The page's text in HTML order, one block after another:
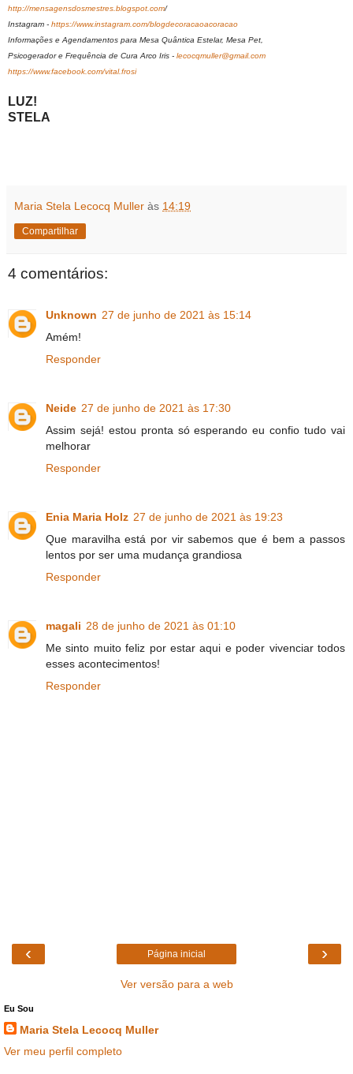
http://mensagensdosmestres.blogspot.com/
Instagram - https://www.instagram.com/blogdecoracaoacoracao
Informações e Agendamentos para Mesa Quântica Estelar, Mesa Pet,
Psicogerador e Frequência de Cura Arco Iris - lecocqmuller@gmail.com
https://www.facebook.com/vital.frosi
LUZ!
STELA
Maria Stela Lecocq Muller às 14:19
Compartilhar
4 comentários:
Unknown 27 de junho de 2021 às 15:14
Amém!
Responder
Neide 27 de junho de 2021 às 17:30
Assim sejá! estou pronta só esperando eu confio tudo vai
melhorar
Responder
Enia Maria Holz 27 de junho de 2021 às 19:23
Que maravilha está por vir sabemos que é bem a passos
lentos por ser uma mudança grandiosa
Responder
magali 28 de junho de 2021 às 01:10
Me sinto muito feliz por estar aqui e poder vivenciar todos
esses acontecimentos!
Responder
‹ ›
Página inicial
Ver versão para a web
Eu Sou
Maria Stela Lecocq Muller
Ver meu perfil completo